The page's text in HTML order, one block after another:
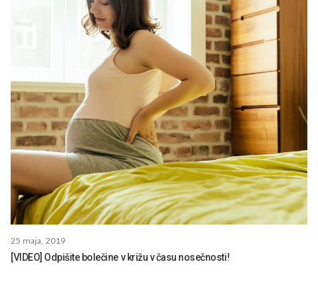
25 maja, 2019
[VIDEO] Odpišite bolečine v križu v času nosečnosti!